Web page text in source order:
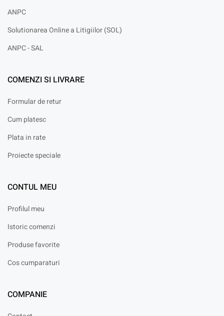
ANPC
Solutionarea Online a Litigiilor (SOL)
ANPC - SAL
COMENZI SI LIVRARE
Formular de retur
Cum platesc
Plata in rate
Proiecte speciale
CONTUL MEU
Profilul meu
Istoric comenzi
Produse favorite
Cos cumparaturi
COMPANIE